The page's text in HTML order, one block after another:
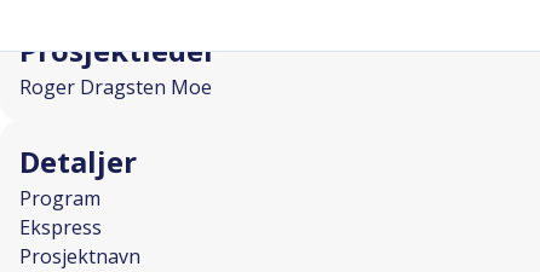
Prosjektleder
Roger Dragsten Moe
Detaljer
Program
Ekspress
Prosjektnavn